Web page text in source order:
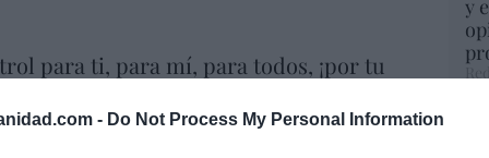
- Do Not Process My Personal Information
para ti, para mí, para todos, ¡por tu
Tomé 08/08/26 06:00
y